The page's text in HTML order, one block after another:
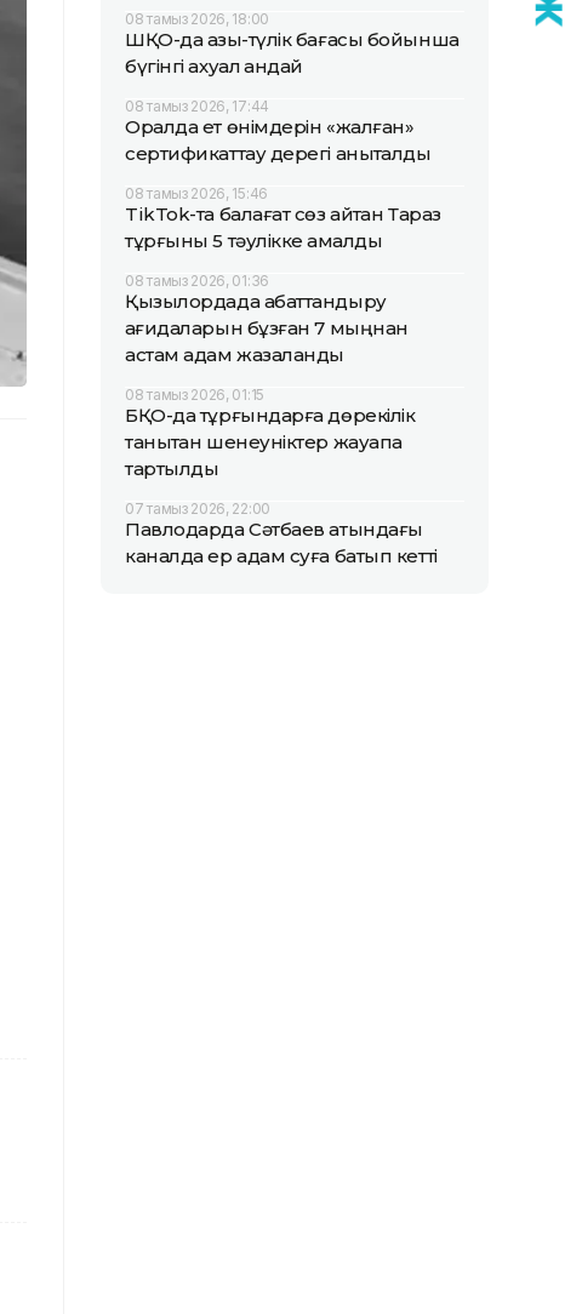
08 тамыз 2026, 18:00
ШҚО-да азық-түлік бағасы бойынша
бүгінгі ахуал қандай
08 тамыз 2026, 17:44
Оралда ет өнімдерін «жалған»
сертификаттау дерегі анықталды
08 тамыз 2026, 15:46
TikTok-та балағат сөз айтқан Тараз
тұрғыны 5 тәулікке қамалды
08 тамыз 2026, 01:36
Қызылордада абаттандыру
қағидаларын бұзған 7 мыңнан
астам адам жазаланды
08 тамыз 2026, 01:15
БҚО-да тұрғындарға дөрекілік
танытқан шенеуніктер жауапқа
тартылды
07 тамыз 2026, 22:00
Павлодарда Сәтбаев атындағы
каналда ер адам суға батып кетті